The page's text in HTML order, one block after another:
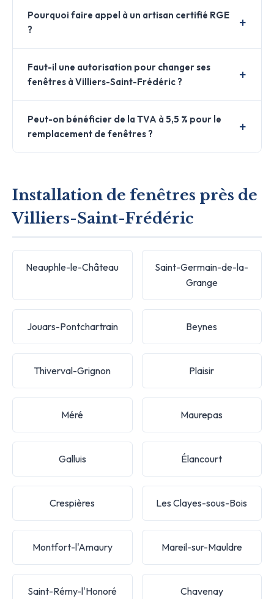
Pourquoi faire appel à un artisan certifié RGE
?
Faut-il une autorisation pour changer ses
fenêtres à Villiers-Saint-Frédéric ?
Peut-on bénéficier de la TVA à 5,5 % pour le
remplacement de fenêtres ?
Installation de fenêtres près de
Villiers-Saint-Frédéric
Neauphle-le-Château
Saint-Germain-de-la-
Grange
Jouars-Pontchartrain Beynes
Thiverval-Grignon Plaisir
Méré Maurepas
Galluis Élancourt
Crespières Les Clayes-sous-Bois
Montfort-l'Amaury Mareil-sur-Mauldre
Saint-Rémy-l'Honoré Chavenay